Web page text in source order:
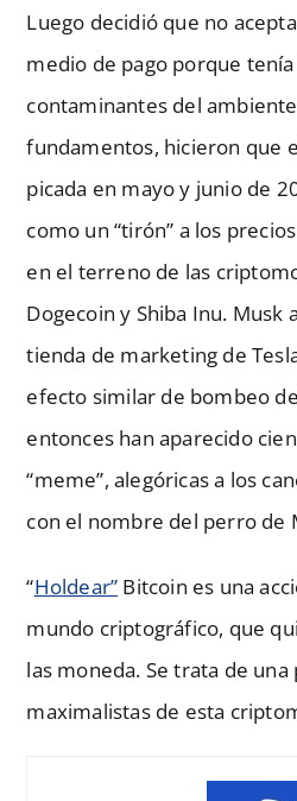
Luego decidió que no
medio de pago porque
contaminantes del
fundamentos, hicieron que
picada en mayo y junio de
como un “tirón” a los
en el terreno de las
Dogecoin y Shiba Inu. Musk
tienda de marketing de
efecto similar de bombeo
entonces han aparecido
“meme”, alegóricas a los
con el nombre del perro de
“Holdear” Bitcoin es una
mundo criptográfico, que
las moneda. Se trata de
maximalistas de esta